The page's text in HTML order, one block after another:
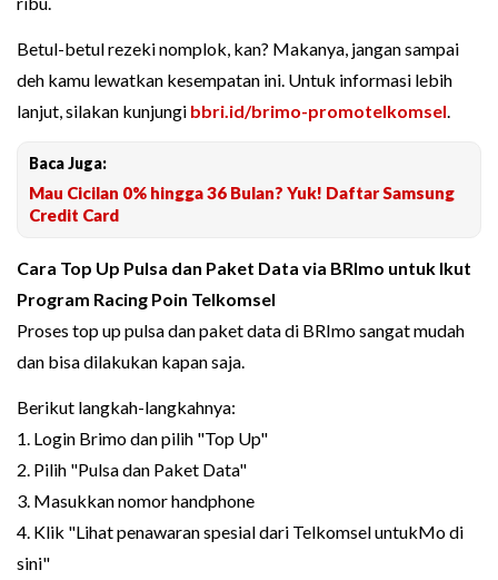
Betul-betul rezeki nomplok, kan? Makanya, jangan sampai
deh kamu lewatkan kesempatan ini. Untuk informasi lebih
lanjut, silakan kunjungi bbri.id/brimo-promotelkomsel
Baca Juga:
Mau Cicilan 0% hingga 36 Bulan? Yuk! Daftar Samsung
Credit Card
Cara Top Up Pulsa dan Paket Data via BRImo untuk Ikut
Program Racing Poin Telkomsel
Proses top up pulsa dan paket data di BRImo sangat mudah
dan bisa dilakukan kapan saja.
Berikut langkah-langkahnya:
1. Login Brimo dan pilih "Top Up"
2. Pilih "Pulsa dan Paket Data"
3. Masukkan nomor handphone
4. Klik "Lihat penawaran spesial dari Telkomsel untukMo di
sini"